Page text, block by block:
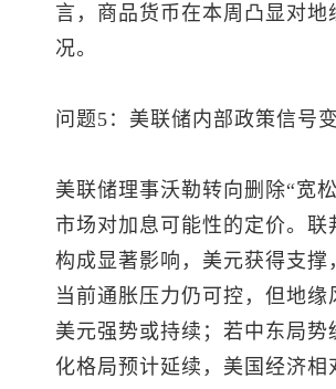
言，商品货币在本周凸显对
况。
问题5：美联储内部政策信号
美联储理事沃勒转向删除“宽
市场对加息可能性的定价。
构成显著影响，美元获得支
当前通胀压力仍可控，但地
美元强势或持续；若中东局
化格局预计延续，美国经济